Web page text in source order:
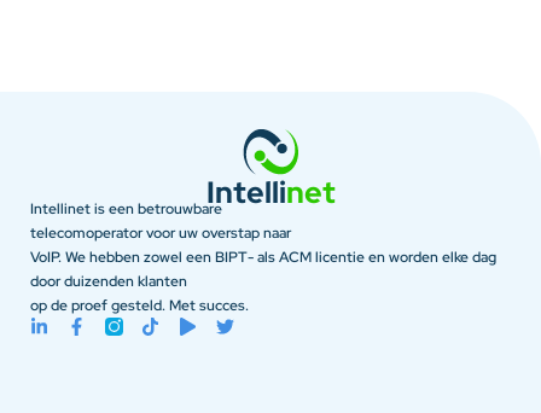
Intellinet
Intellinet is een betrouwbare
telecomoperator voor uw overstap naar
VoIP. We hebben zowel een BIPT- als ACM licentie en worden elke dag
door duizenden klanten
op de proef gesteld. Met succes.